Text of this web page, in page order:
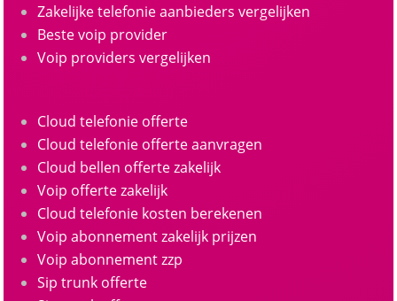
Zakelijke telefonie aanbieders vergelijken
Beste voip provider
Voip providers vergelijken
Cloud telefonie offerte
Cloud telefonie offerte aanvragen
Cloud bellen offerte zakelijk
Voip offerte zakelijk
Cloud telefonie kosten berekenen
Voip abonnement zakelijk prijzen
Voip abonnement zzp
Sip trunk offerte